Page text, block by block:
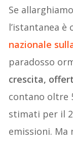
Se
l’istantanea è
nazionale
paradosso
crescita,
contano oltre
stimati per il
emissioni. Ma